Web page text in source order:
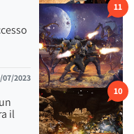
07/2023
11
il
10